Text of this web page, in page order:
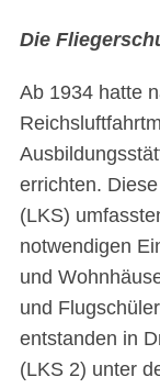
Die
Ab 1934 hatte
errichten.
(LKS)
notwendigen
und
und
entstanden in
(LKS 2) unter